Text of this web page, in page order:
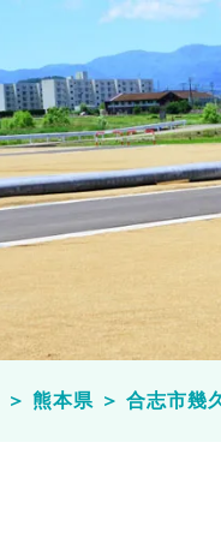
＞ 熊本県 ＞ 合志市幾